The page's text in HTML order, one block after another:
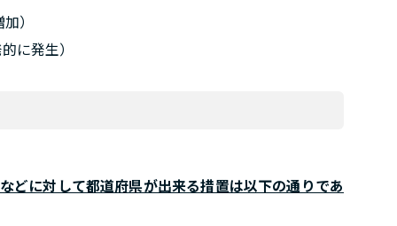
）
に発生）
どに対して都道府県が出来る措置は以下の通りであ